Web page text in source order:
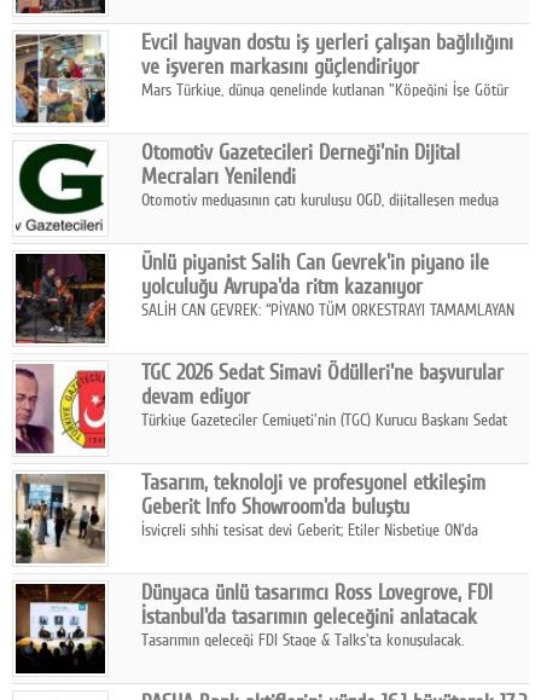
Google Plus
© 2026 TÜM HAKLARI SAKLIDIR
Fuarı'nda sektör profesyonelleri, iş ortakları, bayiler ve son
kullanıcılarla bir araya geldi.
Evcil hayvan dostu iş yerleri çalışan bağlılığını
ve işveren markasını güçlendiriyor
Mars Türkiye, dünya genelinde kutlanan "Köpeğini İşe Götür
çalışan bağlılığı, iyi olma hali ve işveren markası üzerindeki
etkisine dikkat çekti.
Otomotiv Gazetecileri Derneği'nin Dijital
Mecraları Yenilendi
Otomotiv medyasının çatı kuruluşu OGD, dijitalleşen medya
hedefiyle internet sitesini ve sosyal medya kanallarını yeniledi.
Ünlü piyanist Salih Can Gevrek'in piyano ile
yolculuğu Avrupa'da ritm kazanıyor
SALİH CAN GEVREK: “PİYANO TÜM ORKESTRAYI TAMAMLAYAN
ETKİ YARATIYOR"
TGC 2026 Sedat Simavi Ödülleri'ne başvurular
devam ediyor
Türkiye Gazeteciler Cemiyeti'nin (TGC) Kurucu Başkanı Sedat
Tasarım, teknoloji ve profesyonel etkileşim
Geberit Info Showroom'da buluştu
İsviçreli sıhhi tesisat devi Geberit; Etiler Nisbetiye ON'da
ortaklığıyla özel bir davete ev sahipliği yaptı.
Dünyaca ünlü tasarımcı Ross Lovegrove, FDI
İstanbul'da tasarımın geleceğini anlatacak
Tasarımın geleceği FDI Stage & Talks'ta konuşulacak.